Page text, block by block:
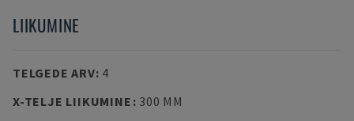
LIIKUMINE
TELGEDE ARV: 4
X-TELJE LIIKUMINE : 300 MM